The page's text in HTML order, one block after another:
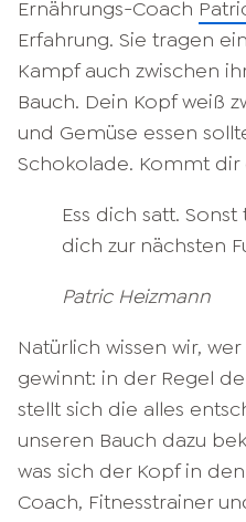
Ernährungs-Coach
Erfahrung. Sie tragen
Kampf auch zwischen
Bauch. Dein Kopf weiß
und Gemüse essen
Schokolade. Kommt dir
Ess dich satt.
dich zur nächsten
Patric Heizmann
Natürlich wissen wir,
gewinnt: in der Regel
stellt sich die alles
unseren Bauch dazu
was sich der Kopf in
Coach, Fitnesstrainer